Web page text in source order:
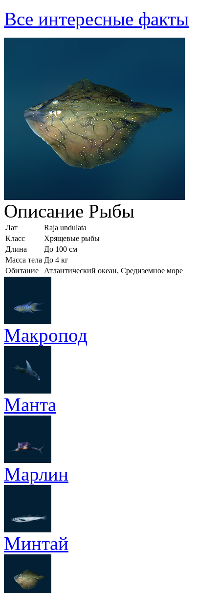
Все интересные факты
Описание Рыбы
Лат
Raja undulata
Класс
Хрящевые рыбы
Длина
До 100 см
Масса тела До 4 кг
Обитание
Атлантический океан, Средиземное море
Макропод
Манта
Марлин
Минтай